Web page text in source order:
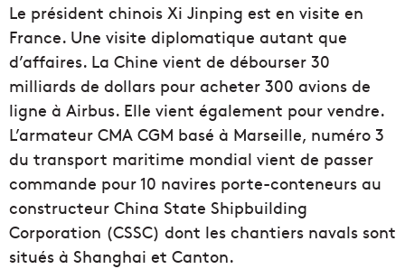
Le président chinois Xi Jinping est en visite en
France. Une visite diplomatique autant que
d’affaires. La Chine vient de débourser 30
milliards de dollars pour acheter 300 avions de
ligne à Airbus. Elle vient également pour vendre.
L’armateur CMA CGM basé à Marseille, numéro 3
du transport maritime mondial vient de passer
commande pour 10 navires porte-conteneurs au
constructeur China State Shipbuilding
Corporation (CSSC) dont les chantiers navals sont
situés à Shanghai et Canton.